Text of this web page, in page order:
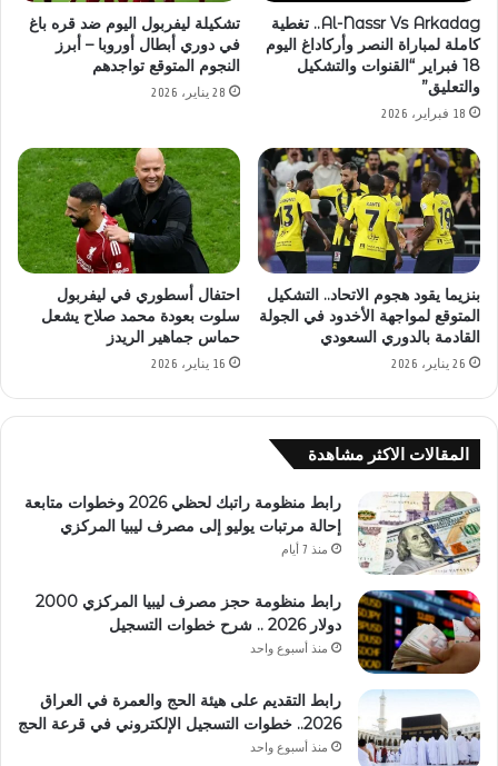
Al-Nassr Vs Arkadag.. تغطية
كاملة لمباراة النصر وأركاداغ اليوم
18 فبراير “القنوات والتشكيل
والتعليق”
18 فبراير، 2026
تشكيلة ليفربول اليوم ضد قره باغ
في دوري أبطال أوروبا – أبرز
النجوم المتوقع تواجدهم
28 يناير، 2026
بنزيما يقود هجوم الاتحاد.. التشكيل
المتوقع لمواجهة الأخدود في الجولة
القادمة بالدوري السعودي
26 يناير، 2026
احتفال أسطوري في ليفربول
سلوت بعودة محمد صلاح يشعل
حماس جماهير الريدز
16 يناير، 2026
المقالات الاكثر مشاهدة
رابط منظومة راتبك لحظي 2026 وخطوات متابعة
إحالة مرتبات يوليو إلى مصرف ليبيا المركزي
منذ 7 أيام
رابط منظومة حجز مصرف ليبيا المركزي 2000
دولار 2026 .. شرح خطوات التسجيل
منذ أسبوع واحد
رابط التقديم على هيئة الحج والعمرة في العراق
2026.. خطوات التسجيل الإلكتروني في قرعة الحج
منذ أسبوع واحد